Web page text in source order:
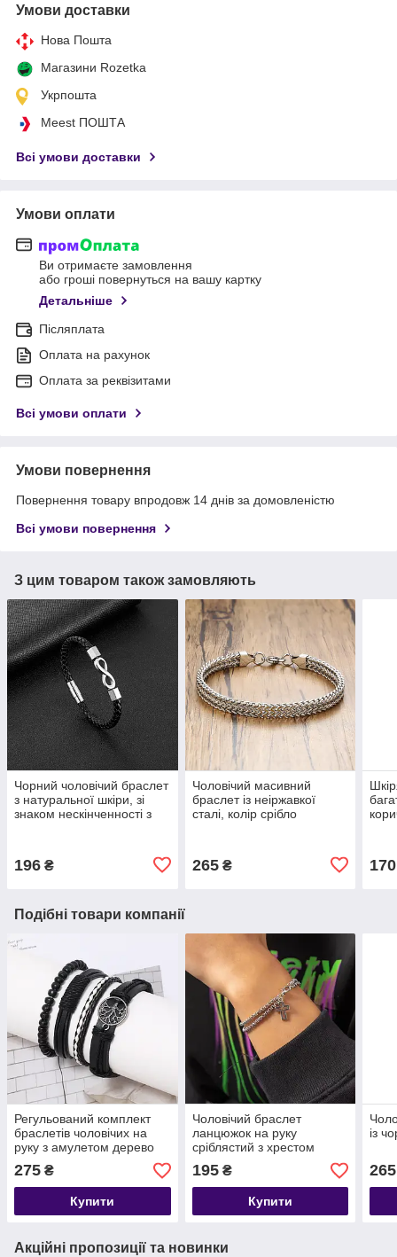
Умови доставки
Нова Пошта
Магазини Rozetka
Укрпошта
Meest ПОШТА
Всі умови доставки
Умови оплати
Ви отримаєте замовлення
або гроші повернуться на вашу картку
Детальніше
Післяплата
Оплата на рахунок
Оплата за реквізитами
Всі умови оплати
Умови повернення
Повернення товару впродовж 14 днів за домовленістю
Всі умови повернення
З цим товаром також замовляють
Чорний чоловічий браслет
з натуральної шкіри, зі
знаком нескінченності з
196 ₴
Чоловічий масивний
браслет із неіржавкої
сталі, колір срібло
265₴ 170
Подібні товари компанії
Регульований комплект
браслетів чоловічих на
руку з амулетом дерево
життя, чоловічий браслет
на руку
275 ₴
Купити
Чоловічий браслет
ланцюжок на руку
сріблястий з хрестом
195₴
Купити
із
265
Акційні пропозиції та новинки